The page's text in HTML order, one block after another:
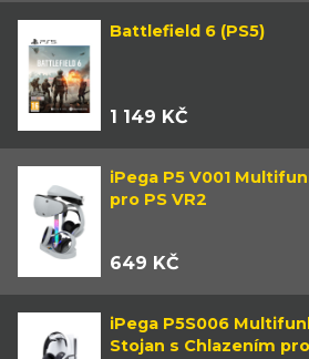
Battlefield 6 (PS5)
1 149 KČ
iPega P5 V001
pro PS VR2
649 KČ
iPega P5S006
Stojan s Chlazením